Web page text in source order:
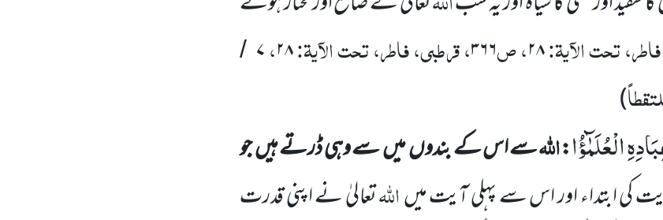
تحت الآیۃ:۲۸، ص۳۶۶، قرطبی، فاطر، تحت الآیۃ:۲۸،۷ /
)
الْعُلَمٰٓؤُا:اللہسے اس کے بندوںمیںسے وہی ڈرتے ہیںجو
کی ابتداء اور اس سے پہلی آیت میںاللہتعالیٰ نے اپنی قدرت